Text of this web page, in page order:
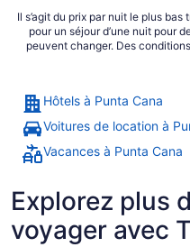
Il s’agit du prix par nuit le plus
pour un séjour d’une nuit pour
peuvent changer. Des
Hôtels à Punta Cana
Voitures de location à
Vacances à Punta Cana
Explorez plus
voyager avec